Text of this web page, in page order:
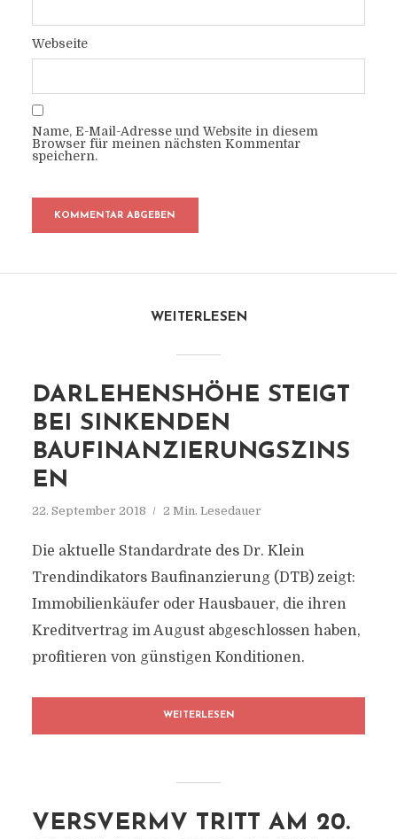
Webseite
Name, E-Mail-Adresse und Website in diesem
Browser für meinen nächsten Kommentar
speichern.
WEITERLESEN
DARLEHENSHÖHE STEIGT
BEI SINKENDEN
BAUFINANZIERUNGSZINS
EN
22. September 2018 2 Min. Lesedauer
Die aktuelle Standardrate des Dr. Klein
Trendindikators Baufinanzierung (DTB) zeigt:
Immobilienkäufer oder Hausbauer, die ihren
Kreditvertrag im August abgeschlossen haben,
profitieren von günstigen Konditionen.
WEITERLESEN
VERSVERMV TRITT AM 20.